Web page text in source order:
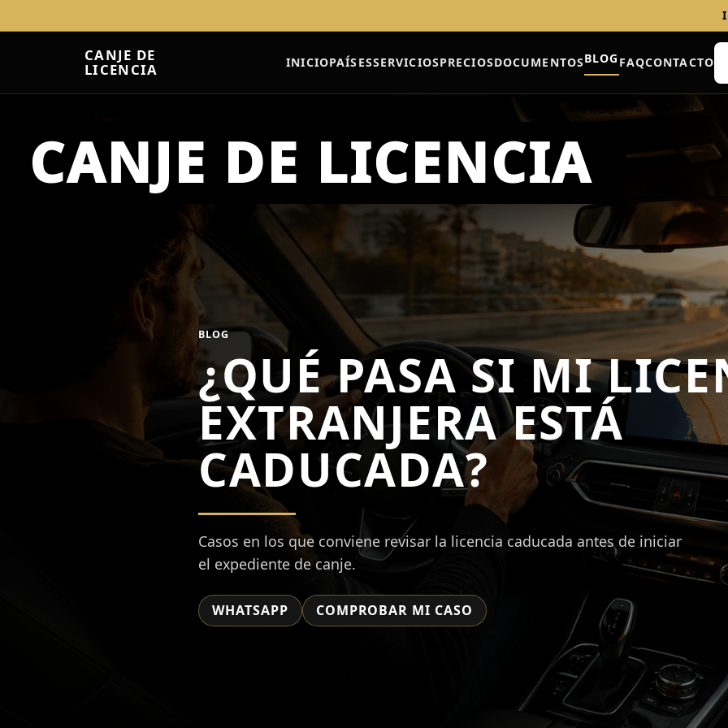
CANJE DE
LICENCIA INICIOPAÍSESSERVICIOSPRECIOSDOCUMENTOSBLOG FAQCONTACTO
BLOG
¿QUÉ PASA SI MI
EXTRANJERA ESTÁ
CADUCADA?
Casos en los que conviene revisar la licencia caducada antes de iniciar
el expediente de canje.
WHATSAPP COMPROBAR MI CASO